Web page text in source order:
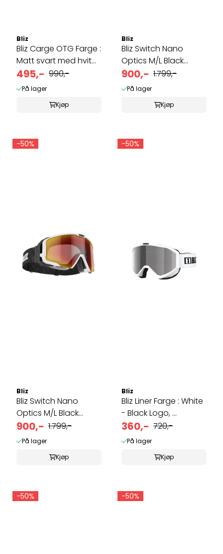
Bliz
Bliz Carge OTG Farge :
Matt svart med hvit
logo, ...
495,- 990,-
På lager
Kjøp
Bliz
Bliz Switch Nano
Optics M/L Black
Brown w blue ...
900,- 1.799,-
På lager
Kjøp
-50%
Bliz
Bliz Switch Nano
Optics M/L Black
Brown w red ...
900,- 1.799,-
På lager
Kjøp
-50%
Bliz
Bliz Liner Farge : White
- Black Logo, ...
360,- 720,-
På lager
Kjøp
-50% -50%